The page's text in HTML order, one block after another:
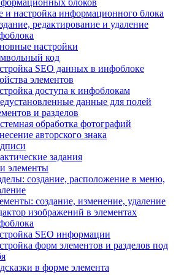
блоков
и настройка информационного блока
редактирование и удаление
настройки
код
SEO данных в инфоблоке
элементов
доступа к инфоблокам
данные для полей
и разделов
обработка фотографий
авторского знака
задания
элементы
создание, расположение в меню,
создание, изменение, удаление
изображений в элементах
SEO информации
форм элементов и разделов под
в форме элемента